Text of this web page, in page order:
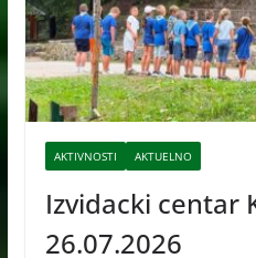
AKTIVNOSTI AKTUELNO
Izvidacki centar
26.07.2026